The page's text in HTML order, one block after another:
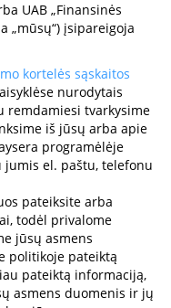
UAB „Finansinės
„mūsų“) įsipareigoja
kortelės sąskaitos
nurodytais
remdamiesi tvarkysime
iš jūsų arba apie
programėlėje
jumis el. paštu, telefonu
pateiksite arba
todėl privalome
jūsų asmens
politikoje pateiktą
pateiktą informaciją,
asmens duomenis ir jų